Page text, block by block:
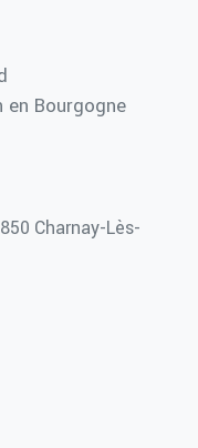
en Bourgogne
Charnay-Lès-